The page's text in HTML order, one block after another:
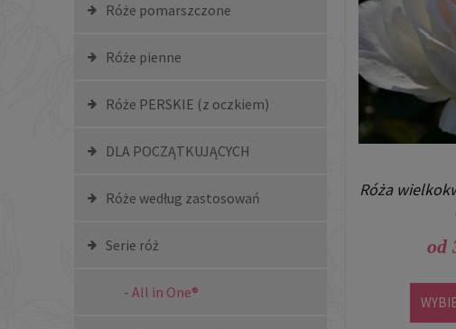
Róże pomarszczone
Róże pienne
Róże PERSKIE (z oczkiem)
DLA POCZĄTKUJĄCYCH
Róże według zastosowań
Serie róż
- All in One®
Róża
od